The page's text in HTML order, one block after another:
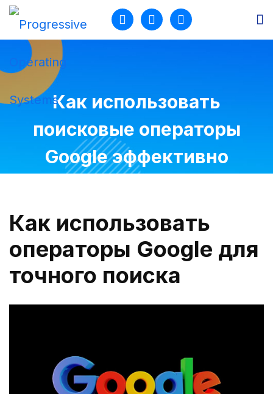
Продукты
Разработка
О нас
Как использовать
поисковые операторы
Google эффективно
Как использовать
операторы Google для
точного поиска